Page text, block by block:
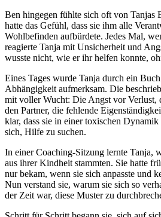
Ben hingegen fühlte sich oft von Tanjas
hatte das Gefühl, dass sie ihm alle
Wohlbefinden aufbürdete. Jedes Mal,
reagierte Tanja mit Unsicherheit und
wusste nicht, wie er ihr helfen konnte,
Eines Tages wurde Tanja durch ein
Abhängigkeit aufmerksam. Die
mit voller Wucht: Die Angst vor Verlust,
den Partner, die fehlende
klar, dass sie in einer toxischen Dynamik
sich, Hilfe zu suchen.
In einer Coaching-Sitzung lernte Tanja,
aus ihrer Kindheit stammten. Sie hatte
nur bekam, wenn sie sich anpasste und
Nun verstand sie, warum sie sich so
der Zeit war, diese Muster zu